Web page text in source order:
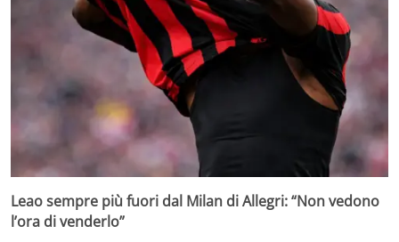
Leao sempre più fuori dal Milan di Allegri: “Non vedono
l’ora di venderlo”